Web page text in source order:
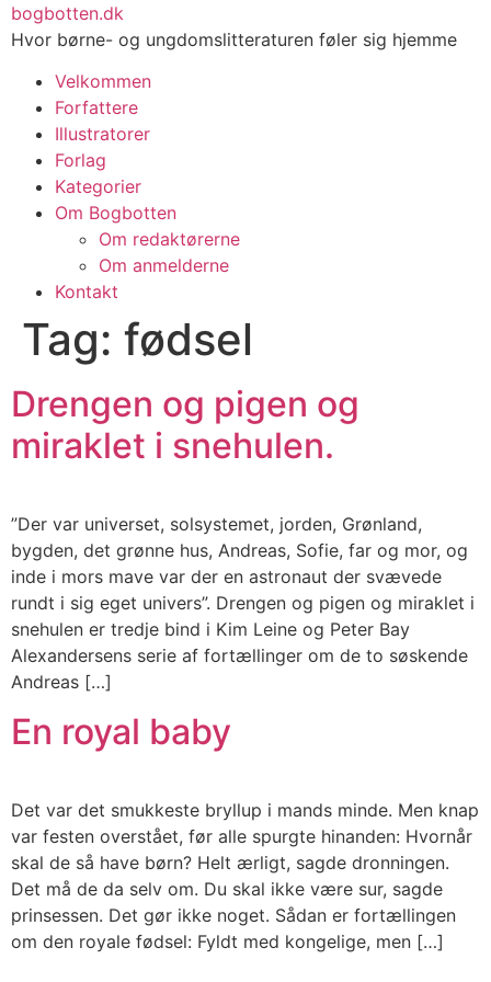
Videre
til
bogbotten.dk
Hvor børne- og ungdomslitteraturen føler sig hjemme
Velkommen
Forfattere
Illustratorer
Forlag
Kategorier
Om Bogbotten
Om redaktørerne
Om anmelderne
Kontakt
Tag: fødsel
Drengen og pigen og
miraklet i snehulen.
”Der var universet, solsystemet, jorden, Grønland,
bygden, det grønne hus, Andreas, Sofie, far og mor, og
inde i mors mave var der en astronaut der svævede
rundt i sig eget univers”. Drengen og pigen og miraklet i
snehulen er tredje bind i Kim Leine og Peter Bay
Alexandersens serie af fortællinger om de to søskende
Andreas […]
En royal baby
Det var det smukkeste bryllup i mands minde. Men knap
var festen overstået, før alle spurgte hinanden: Hvornår
skal de så have børn? Helt ærligt, sagde dronningen.
Det må de da selv om. Du skal ikke være sur, sagde
prinsessen. Det gør ikke noget. Sådan er fortællingen
om den royale fødsel: Fyldt med kongelige, men […]